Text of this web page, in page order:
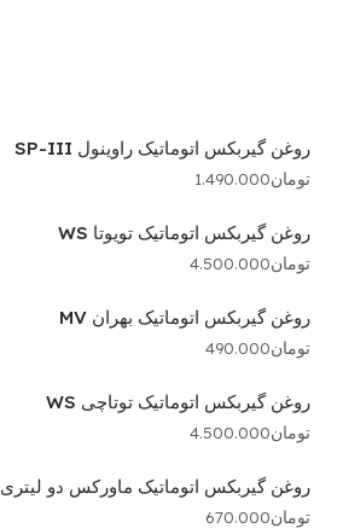
روغن گیربکس اتوماتیک راوینول SP-III
تومان1.490.000
روغن گیربکس اتوماتیک تویوتا WS
تومان4.500.000
روغن گیربکس اتوماتیک بهران MV
تومان490.000
روغن گیربکس اتوماتیک توتاچی WS
تومان4.500.000
روغن گیربکس اتوماتیک ماورکس دو لیتری AL4
تومان670.000